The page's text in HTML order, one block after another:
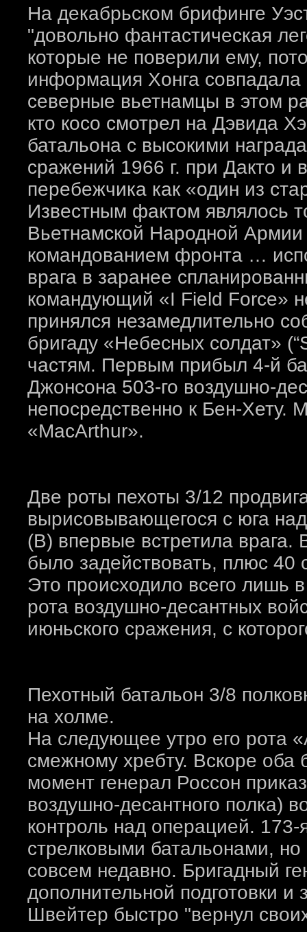
На декабрьском брифинге
"довольно фантастическая
которые не поверили ему,
информация Хонга
северные вьетнамцы в этом
кто косо смотрел на Дэвида
батальона с высокими
сражений 1966 г. при Дакто и
перебежчика как «один из
Известным фактом являлось
Вьетнамской Народной
командованием фронта …
врага в заранее
командующий «I Field Force»
принялся незамедлительно
бригаду «Небесных солдат»
частям. Первым прибыл 4-й
Джонсона 503-го воздушно-
непосредственно к Бен-Хету.
«MacArthur».
Две роты пехоты 3/12
вырисовывающегося с юга
(B) впервые встретила
было задействовать, плюс 40
Это происходило всего лишь
рота воздушно-десантных
июньского сражения, с
Пехотный батальон 3/8
на холме.
На следующее утро его рота
смежному хребту. Вскоре оба
момент генерал Россон
воздушно-десантного полка)
контроль над операцией.
стрелковыми батальонами,
совсем недавно. Бригадный
дополнительной подготовки
Швейтер быстро "вернул